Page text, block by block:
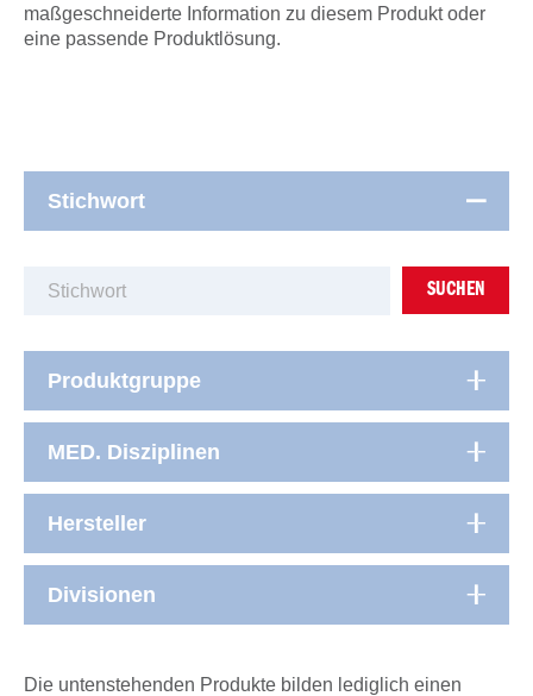
maßgeschneiderte Information zu diesem Produkt oder
eine passende Produktlösung.
Stichwort
SUCHEN
Produktgruppe
MED. Disziplinen
Hersteller
Divisionen
Die untenstehenden Produkte bilden lediglich einen